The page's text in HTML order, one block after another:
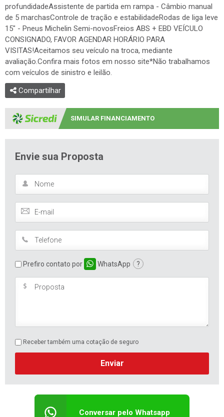
profundidadeAssistente de partida em rampa - Câmbio manual
de 5 marchasControle de tração e estabilidadeRodas de liga leve
15" - Pneus Michelin Semi-novosFreios ABS + EBD VEÍCULO
CONSIGNADO, FAVOR AGENDAR HORÁRIO PARA
VISITAS!Aceitamos seu veículo na troca, mediante
avaliação.Confira mais fotos em nosso site*Não trabalhamos
com veículos de sinistro e leilão.
Compartilhar
SIMULAR FINANCIAMENTO
Envie sua Proposta
Prefiro contato por WhatsApp ?
Receber também uma cotação de seguro
Enviar
Conversar pelo Whatsapp